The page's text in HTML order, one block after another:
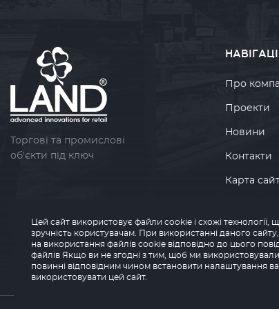
Торгові та промислові
об'єкти під ключ
Про
Проекти
Новини
Контакти
Карта
Цей сайт використовує файли cookie і схожі
зручність користувачам. При використанні даного
на використання файлів cookie відповідно до цього
файлів Якщо ви не згодні з тим, щоб ми
повинні відповідним чином встановити налаштування
використовувати цей сайт.